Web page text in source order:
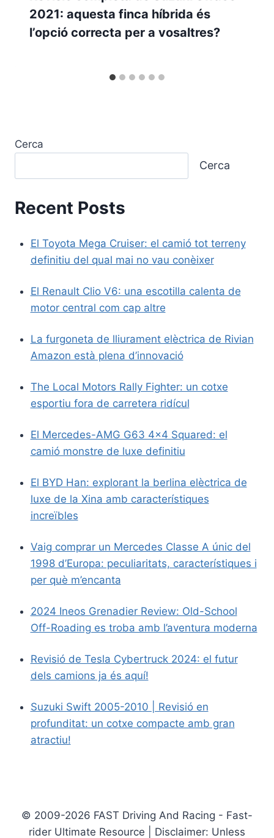
2021: aquesta finca híbrida és
l’opció correcta per a vosaltres?
Cerca
Cerca
Recent Posts
El Toyota Mega Cruiser: el camió tot terreny
definitiu del qual mai no vau conèixer
El Renault Clio V6: una escotilla calenta de
motor central com cap altre
La furgoneta de lliurament elèctrica de Rivian
Amazon està plena d’innovació
The Local Motors Rally Fighter: un cotxe
esportiu fora de carretera ridícul
El Mercedes-AMG G63 4×4 Squared: el
camió monstre de luxe definitiu
El BYD Han: explorant la berlina elèctrica de
luxe de la Xina amb característiques
increïbles
Vaig comprar un Mercedes Classe A únic del
1998 d’Europa: peculiaritats, característiques i
per què m’encanta
2024 Ineos Grenadier Review: Old-School
Off-Roading es troba amb l’aventura moderna
Revisió de Tesla Cybertruck 2024: el futur
dels camions ja és aquí!
Suzuki Swift 2005-2010 | Revisió en
profunditat: un cotxe compacte amb gran
atractiu!
© 2009-2026 FAST Driving And Racing - Fast-
rider Ultimate Resource | Disclaimer: Unless